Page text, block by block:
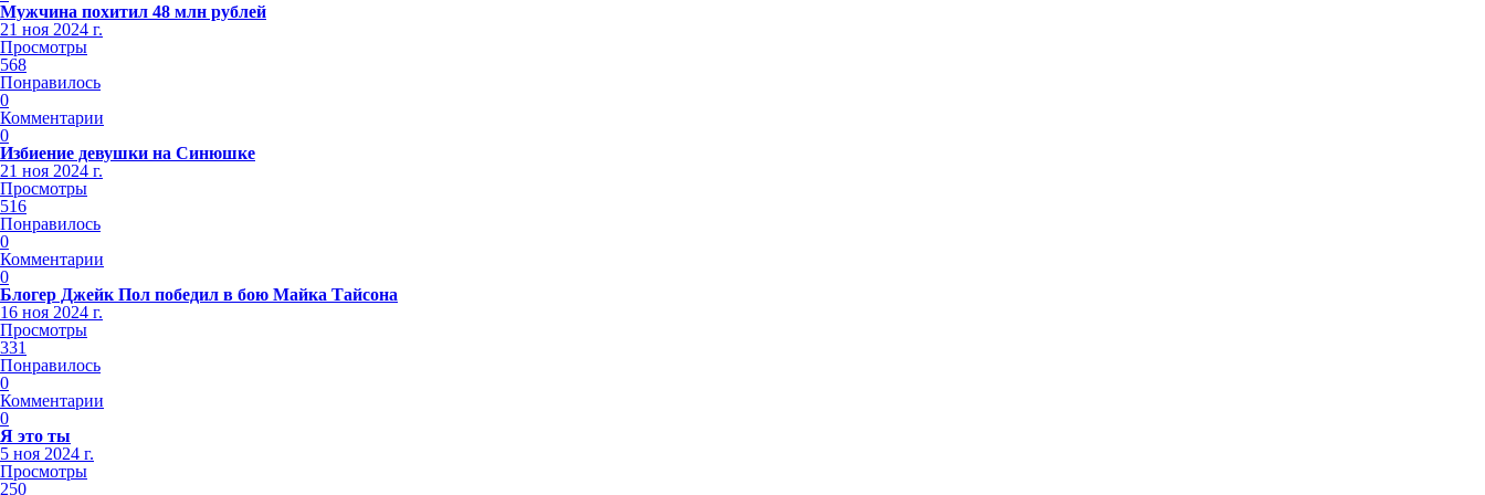
Мужчина похитил 48 млн рублей
21 ноя 2024 г.
Просмотры
568
Понравилось
0
Комментарии
0
Избиение девушки на Синюшке
21 ноя 2024 г.
Просмотры
516
Понравилось
0
Комментарии
0
Блогер Джейк Пол победил в бою Майка Тайсона
16 ноя 2024 г.
Просмотры
331
Понравилось
0
Комментарии
0
Я это ты
5 ноя 2024 г.
Просмотры
250